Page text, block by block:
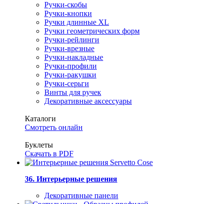
Ручки-скобы
Ручки-кнопки
Ручки длинные XL
Ручки геометрических форм
Ручки-рейлинги
Ручки-врезные
Ручки-накладные
Ручки-профили
Ручки-ракушки
Ручки-серьги
Винты для ручек
Декоративные аксессуары
Каталоги
Смотреть онлайн
Буклеты
Скачать в PDF
36. Интерьерные решения
Декоративные панели